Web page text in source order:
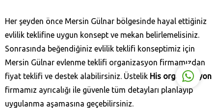
Her şeyden önce Mersin Gülnar bölgesinde hayal ettiğiniz
evlilik teklifine uygun konsept ve mekan belirlemelisiniz.
Sonrasında beğendiğiniz evlilik teklifi konseptimiz için
Mersin Gülnar evlenme teklifi organizasyon firmamızdan
fiyat teklifi ve destek alabilirsiniz. Üstelik His organizasyon
firmamız ayrıcalığı ile güvenle tüm detayları planlayıp
uygulanma aşamasına geçebilirsiniz.
Cevap Yaz